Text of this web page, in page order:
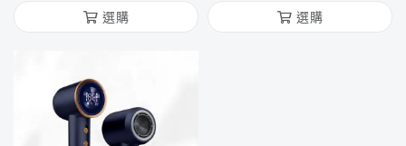
選購 選購